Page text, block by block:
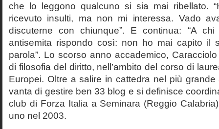
che lo leggono qualcuno si sia mai ribellato.
ricevuto insulti, ma non mi interessa. Vado
discuterne con chiunque”. E continua: “A
antisemita rispondo così: non ho mai capito il
parola”. Lo scorso anno accademico,
di filosofia del diritto, nell’ambito del corso di
Europei. Oltre a salire in cattedra nel più grande
vanta di gestire ben 33 blog e si definisce
club di Forza Italia a Seminara (Reggio
uno nel 2003.